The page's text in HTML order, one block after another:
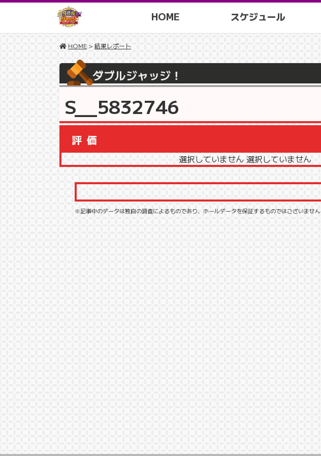
HOME スケジュール
HOME > 結果レポート
ダブルジャッジ！
S__5832746
評価
選択していません 選択していません
※記事中のデータは独自の調査によるものであり、ホールデータを保証するものではございません